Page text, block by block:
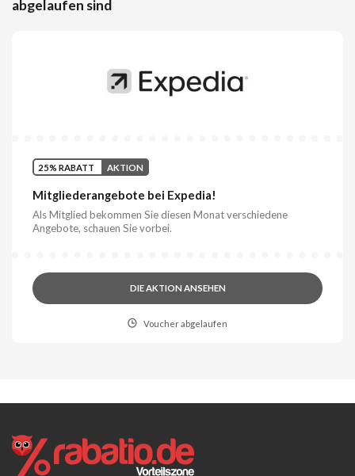
abgelaufen sind
25% RABATT AKTION
Mitgliederangebote bei Expedia!
Als Mitglied bekommen Sie diesen Monat verschiedene
Angebote, schauen Sie vorbei.
DIE AKTION ANSEHEN
Voucher abgelaufen